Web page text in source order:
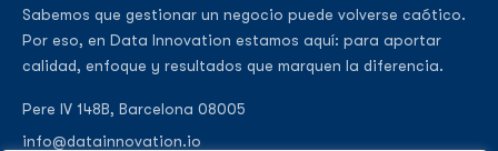
Sabemos que gestionar un negocio puede volverse caótico.
Por eso, en Data Innovation estamos aquí: para aportar
calidad, enfoque y resultados que marquen la diferencia.
Pere IV 148B, Barcelona 08005
info@datainnovation.io